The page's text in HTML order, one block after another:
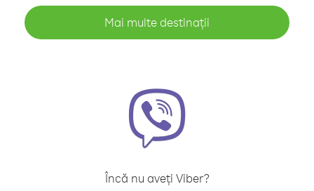
Mai multe destinații
Încă nu aveți Viber?